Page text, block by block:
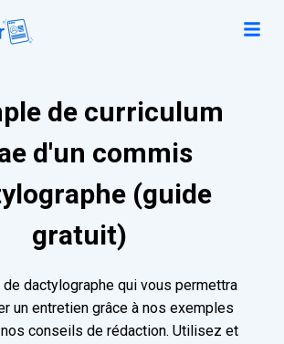
de curriculum
d'un commis
(guide
gratuit)
de dactylographe qui vous permettra
un entretien grâce à nos exemples
conseils de rédaction. Utilisez et